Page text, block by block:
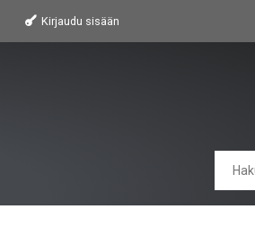
Kirjaudu sisään